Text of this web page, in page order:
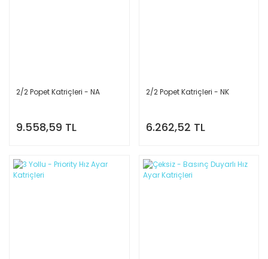
2/2 Popet Katriçleri - NA
9.558,59 TL
2/2 Popet Katriçleri - NK
6.262,52 TL